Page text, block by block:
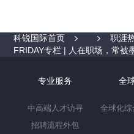
科锐国际首页
职涯
FRIDAY专栏 | 人在职场，常被
专业服务
中高端人才访寻
招聘流程外包
全
全球化综